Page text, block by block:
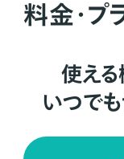
料金・プ
使える
いつでも